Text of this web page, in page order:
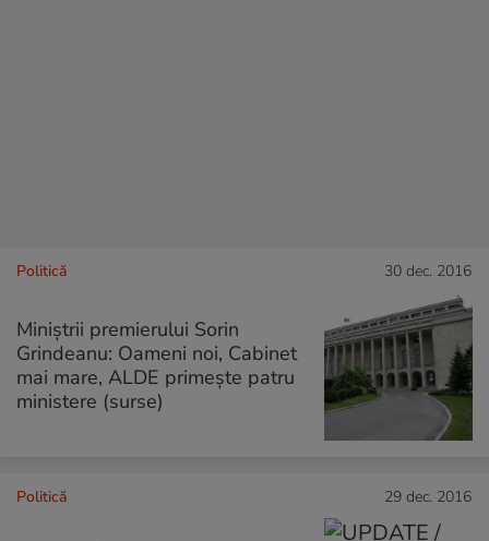
Politică 30 dec. 2016
Miniștrii premierului Sorin
Grindeanu: Oameni noi, Cabinet
mai mare, ALDE primește patru
ministere (surse)
Politică 29 dec. 2016